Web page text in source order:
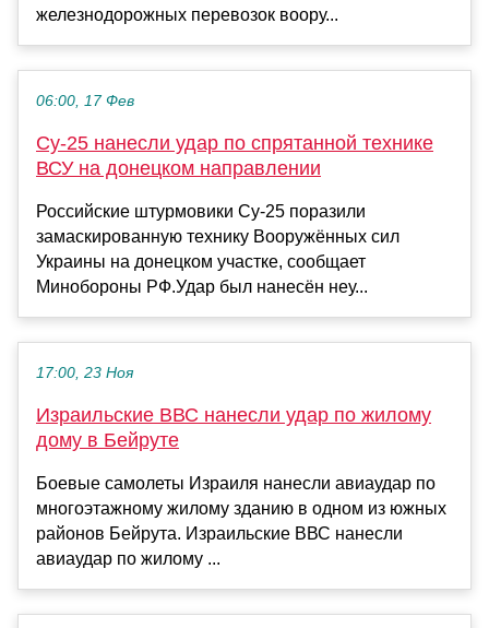
железнодорожных перевозок воору...
06:00, 17 Фев
Су-25 нанесли удар по спрятанной технике
ВСУ на донецком направлении
Российские штурмовики Су-25 поразили
замаскированную технику Вооружённых сил
Украины на донецком участке, сообщает
Минобороны РФ.Удар был нанесён неу...
17:00, 23 Ноя
Израильские ВВС нанесли удар по жилому
дому в Бейруте
Боевые самолеты Израиля нанесли авиаудар по
многоэтажному жилому зданию в одном из южных
районов Бейрута. Израильские ВВС нанесли
авиаудар по жилому ...